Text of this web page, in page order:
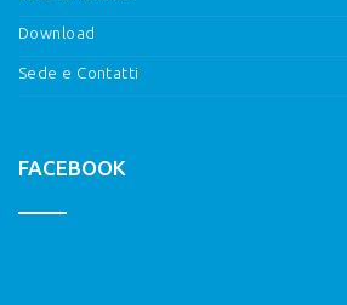
Download
Sede e Contatti
FACEBOOK